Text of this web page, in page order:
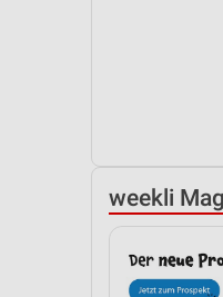
weekli